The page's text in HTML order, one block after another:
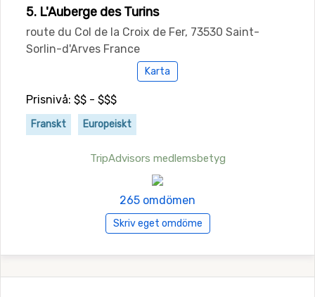
5. L'Auberge des Turins
route du Col de la Croix de Fer, 73530 Saint-
Sorlin-d'Arves France
Karta
Prisnivå: $$ - $$$
Franskt Europeiskt
TripAdvisors medlemsbetyg
265 omdömen
Skriv eget omdöme